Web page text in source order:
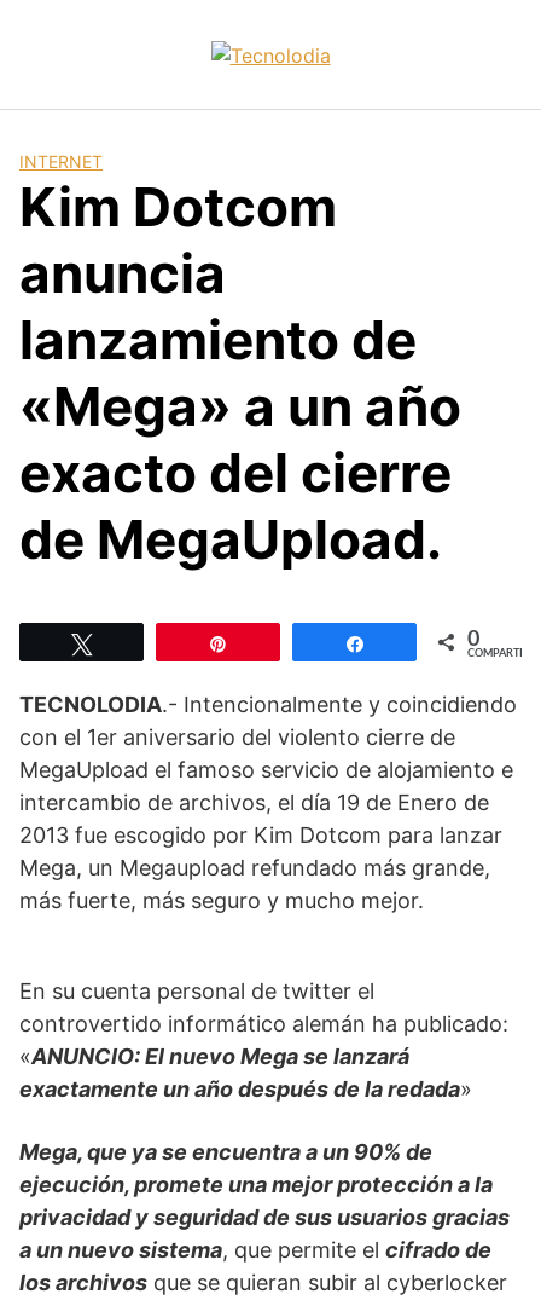
INTERNET
Kim Dotcom
anuncia
lanzamiento de
«Mega» a un año
exacto del cierre
de MegaUpload.
Compartir 0
COMPARTIR
TECNOLODIA.- Intencionalmente y coincidiendo
con el 1er aniversario del violento cierre de
MegaUpload el famoso servicio de alojamiento e
intercambio de archivos, el día 19 de Enero de
2013 fue escogido por Kim Dotcom para lanzar
Mega, un Megaupload refundado más grande,
más fuerte, más seguro y mucho mejor.
En su cuenta personal de twitter el
controvertido informático alemán ha publicado:
«ANUNCIO: El nuevo Mega se lanzará
exactamente un año después de la redada»
Mega, que ya se encuentra a un 90% de
ejecución, promete una mejor protección a la
privacidad y seguridad de sus usuarios gracias
a un nuevo sistema, que permite el cifrado de
los archivos que se quieran subir al cyberlocker